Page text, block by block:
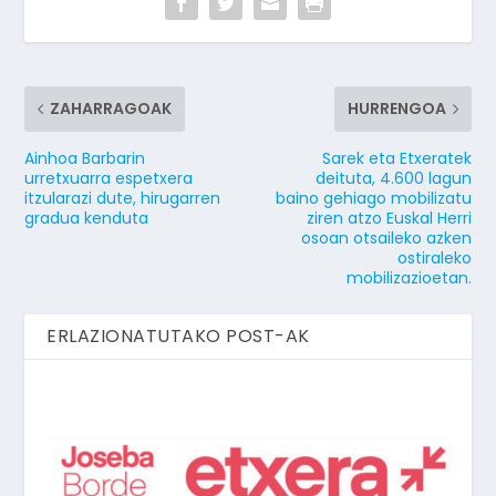
ZAHARRAGOAK
Ainhoa Barbarin
urretxuarra espetxera
itzularazi dute, hirugarren
gradua kenduta
HURRENGOA
Sarek eta Etxeratek
deituta, 4.600 lagun
baino gehiago mobilizatu
ziren atzo Euskal Herri
osoan otsaileko azken
ostiraleko
mobilizazioetan.
ERLAZIONATUTAKO POST-AK